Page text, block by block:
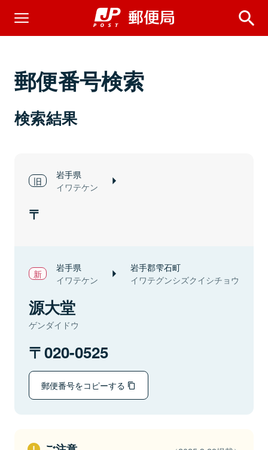
郵便番号検索
検索結果
岩手県
イワテケン
岩手県
イワテケン
岩手郡雫石町
イワテグンシズクイシチョウ
源大堂
ゲンダイドウ
020-0525
郵便番号をコピーする